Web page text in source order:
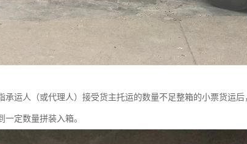
承运人（或代理人）接受货主托运的数量不足整箱的小票货运
定数量拼装入箱。